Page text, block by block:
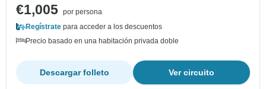
€1,005 por persona
Regístrate para acceder a los descuentos
Precio basado en una habitación privada doble
Ver circuito
Descargar folleto